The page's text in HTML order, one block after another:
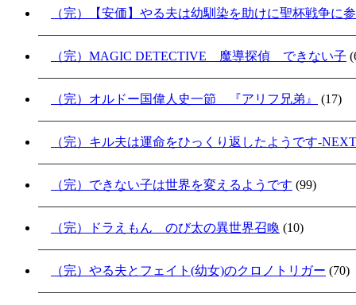
（完）【安価】やる夫は幼馴染を助けに聖杯戦争に
（完）MAGIC DETECTIVE 魔導探偵 できない子
（完）オルドー国偉人史一節 『アリフ兄弟』 (17)
（完）キル夫は運命をひっくり返したようです-
（完）できない子は世界を変えるようです (99)
（完）ドラえもん のび太の異世界召喚 (10)
（完）やる夫とフェイト(幼女)のクロノトリガー (70)